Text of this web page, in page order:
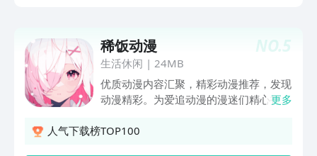
NO.5
稀饭动漫
生活休闲 | 24MB
优质动漫内容汇聚，精彩动漫推荐，发现
动漫精彩。为爱追动漫的漫迷们精心打
世界，快来体验吧~~
更多
人气下载榜TOP100